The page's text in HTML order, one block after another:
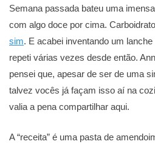
Semana passada bateu uma
com algo doce por cima.
sim. E acabei inventando um
repeti várias vezes desde então.
pensei que, apesar de ser de uma
talvez vocês já façam isso aí na
valia a pena compartilhar aqui.
A “receita” é uma pasta de